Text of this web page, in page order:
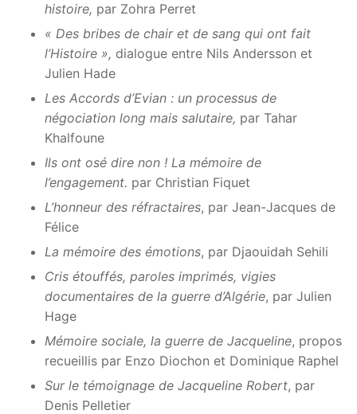
histoire, par Zohra Perret
« Des bribes de chair et de sang qui ont fait
l’Histoire », dialogue entre Nils Andersson et
Julien Hade
Les Accords d’Evian : un processus de
négociation long mais salutaire, par Tahar
Khalfoune
Ils ont osé dire non ! La mémoire de
l’engagement. par Christian Fiquet
L’honneur des réfractaires, par Jean-Jacques de
Félice
La mémoire des émotions, par Djaouidah Sehili
Cris étouffés, paroles imprimés, vigies
documentaires de la guerre d’Algérie, par Julien
Hage
Mémoire sociale, la guerre de Jacqueline, propos
recueillis par Enzo Diochon et Dominique Raphel
Sur le témoignage de Jacqueline Robert, par
Denis Pelletier